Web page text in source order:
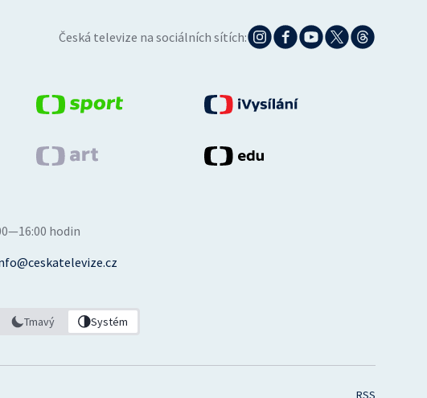
Česká televize na sociálních sítích:
hodin
Tmavý Systém
RSS